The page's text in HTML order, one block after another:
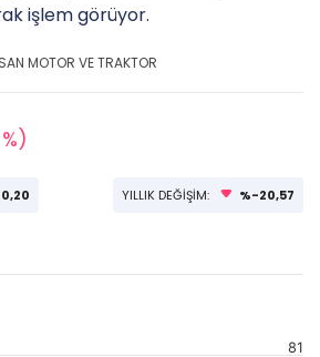
işlem görüyor.
MOTOR VE TRAKTOR
YILLIK DEĞİŞİM: %-20,57
81